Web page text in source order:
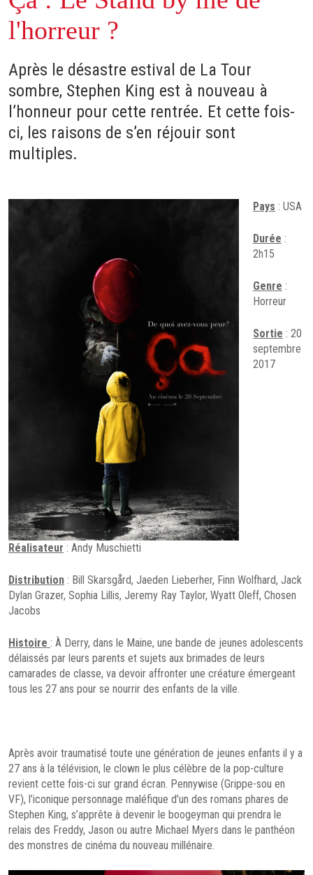
l'horreur ?
Après le désastre estival de La Tour
sombre, Stephen King est à nouveau à
l’honneur pour cette rentrée. Et cette fois-
ci, les raisons de s’en réjouir sont
multiples.
Pays : USA
Durée :
2h15
Genre :
Horreur
Sortie : 20
septembre
2017
Réalisateur : Andy Muschietti
Distribution : Bill Skarsgård, Jaeden Lieberher, Finn Wolfhard, Jack
Dylan Grazer, Sophia Lillis, Jeremy Ray Taylor, Wyatt Oleff, Chosen
Jacobs
Histoire : À Derry, dans le Maine, une bande de jeunes adolescents
délaissés par leurs parents et sujets aux brimades de leurs
camarades de classe, va devoir affronter une créature émergeant
tous les 27 ans pour se nourrir des enfants de la ville.
Après avoir traumatisé toute une génération de jeunes enfants il y a
27 ans à la télévision, le clown le plus célèbre de la pop-culture
revient cette fois-ci sur grand écran. Pennywise (Grippe-sou en
VF), l’iconique personnage maléfique d’un des romans phares de
Stephen King, s’apprête à devenir le boogeyman qui prendra le
relais des Freddy, Jason ou autre Michael Myers dans le panthéon
des monstres de cinéma du nouveau millénaire.